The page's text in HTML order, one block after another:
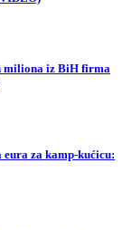
miliona iz BiH firma
za kamp-kućicu: